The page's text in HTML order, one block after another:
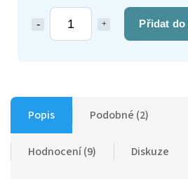
Přidat do
Popis Podobné (2)
Hodnocení (9) Diskuze